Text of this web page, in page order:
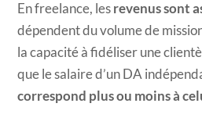
En freelance, les revenus sont
dépendent du volume de
la capacité à fidéliser une
que le salaire d’un DA
correspond plus ou moins à